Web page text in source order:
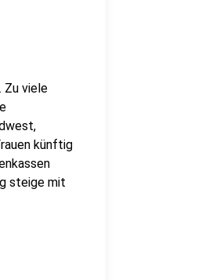
Zu viele
künftig
steige mit